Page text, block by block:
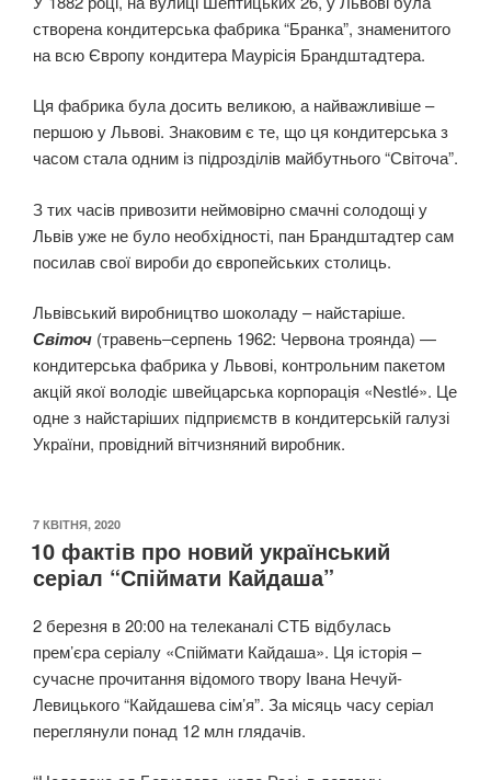
створена кондитерська фабрика “Бранка”, знаменитого
на всю Європу кондитера Маурісія Брандштадтера.
Ця фабрика була досить великою, а найважливіше –
першою у Львові. Знаковим є те, що ця кондитерська з
часом стала одним із підрозділів майбутнього “Світоча”.
З тих часів привозити неймовірно смачні солодощі у
Львів уже не було необхідності, пан Брандштадтер сам
посилав свої вироби до європейських столиць.
Львівський виробництво шоколаду – найстаріше.
Світоч (травень‒серпень 1962: Червона троянда) —
кондитерська фабрика у Львові, контрольним пакетом
акцій якої володіє швейцарська корпорація «Nestlé». Це
одне з найстаріших підприємств в кондитерській галузі
України, провідний вітчизняний виробник.
ОПУБЛІКОВАНО
7 КВІТНЯ, 2020
10 фактів про новий український
серіал “Спіймати Кайдаша”
2 березня в 20:00 на телеканалі СТБ відбулась
прем’єра серіалу «Спіймати Кайдаша». Ця історія –
сучасне прочитання відомого твору Івана Нечуй-
Левицького “Кайдашева сім’я”. За місяць часу серіал
переглянули понад 12 млн глядачів.